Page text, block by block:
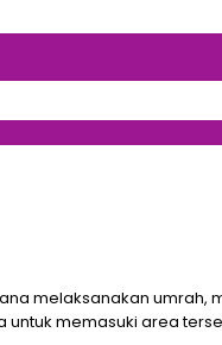
melaksanakan
memasuki area